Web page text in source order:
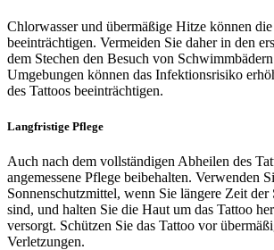
Chlorwasser und übermäßige Hitze können
beeinträchtigen. Vermeiden Sie daher in den
dem Stechen den Besuch von
Umgebungen können das Infektionsrisiko
des Tattoos beeinträchtigen.
Langfristige Pflege
Auch nach dem vollständigen Abheilen des
angemessene Pflege beibehalten. Verwenden
Sonnenschutzmittel, wenn Sie längere Zeit der
sind, und halten Sie die Haut um das Tattoo
versorgt. Schützen Sie das Tattoo vor
Verletzungen.